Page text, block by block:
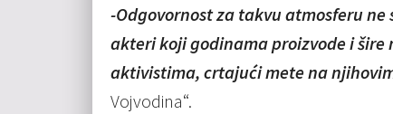
-Odgovornost za takvu atmosferu ne
akteri koji godinama proizvode i
aktivistima, crtajući mete na
Vojvodina“.